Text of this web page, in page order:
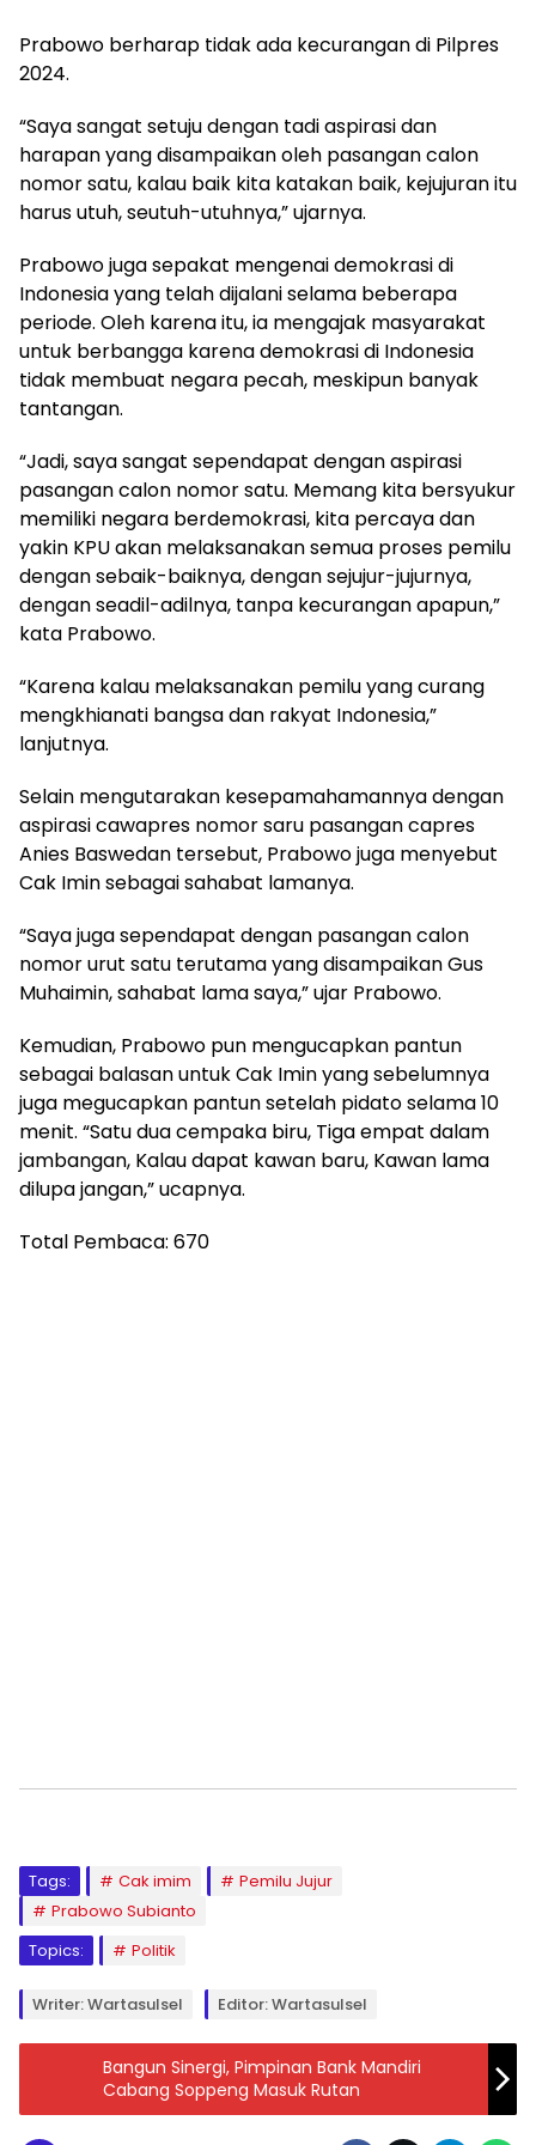
Prabowo berharap tidak ada kecurangan di Pilpres
2024.
“Saya sangat setuju dengan tadi aspirasi dan
harapan yang disampaikan oleh pasangan calon
nomor satu, kalau baik kita katakan baik, kejujuran itu
harus utuh, seutuh-utuhnya,” ujarnya.
Prabowo juga sepakat mengenai demokrasi di
Indonesia yang telah dijalani selama beberapa
periode. Oleh karena itu, ia mengajak masyarakat
untuk berbangga karena demokrasi di Indonesia
tidak membuat negara pecah, meskipun banyak
tantangan.
“Jadi, saya sangat sependapat dengan aspirasi
pasangan calon nomor satu. Memang kita bersyukur
memiliki negara berdemokrasi, kita percaya dan
yakin KPU akan melaksanakan semua proses pemilu
dengan sebaik-baiknya, dengan sejujur-jujurnya,
dengan seadil-adilnya, tanpa kecurangan apapun,”
kata Prabowo.
“Karena kalau melaksanakan pemilu yang curang
mengkhianati bangsa dan rakyat Indonesia,”
lanjutnya.
Selain mengutarakan kesepamahamannya dengan
aspirasi cawapres nomor saru pasangan capres
Anies Baswedan tersebut, Prabowo juga menyebut
Cak Imin sebagai sahabat lamanya.
“Saya juga sependapat dengan pasangan calon
nomor urut satu terutama yang disampaikan Gus
Muhaimin, sahabat lama saya,” ujar Prabowo.
Kemudian, Prabowo pun mengucapkan pantun
sebagai balasan untuk Cak Imin yang sebelumnya
juga megucapkan pantun setelah pidato selama 10
menit. “Satu dua cempaka biru, Tiga empat dalam
jambangan, Kalau dapat kawan baru, Kawan lama
dilupa jangan,” ucapnya.
Total Pembaca: 670
Tags: Cak imim
Pemilu Jujur
Prabowo Subianto
Topics:
Politik
Writer: Wartasulsel Editor: Wartasulsel
Bangun Sinergi, Pimpinan Bank Mandiri
Cabang Soppeng Masuk Rutan